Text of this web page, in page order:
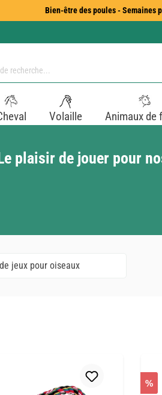
Bien-être des poules - Semaines
Volaille Animaux de
plaisir de jouer pour
jeux pour oiseaux
%